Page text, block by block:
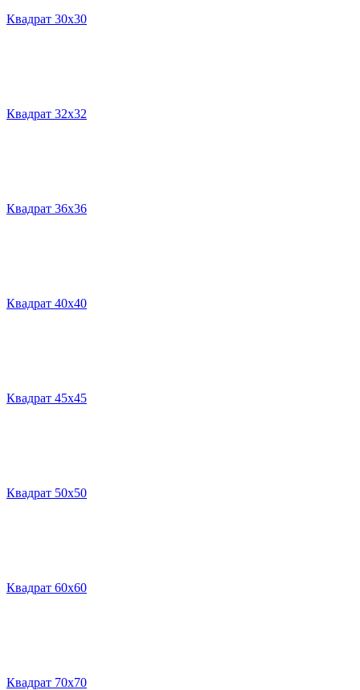
Квадрат 30х30
Квадрат 32х32
Квадрат 36х36
Квадрат 40х40
Квадрат 45х45
Квадрат 50х50
Квадрат 60х60
Квадрат 70х70